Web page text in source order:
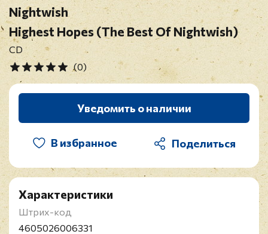
Nightwish
Highest Hopes (The Best Of Nightwish)
CD
(0)
Уведомить о наличии
В избранное
Характеристики
Штрих-код
4605026006331